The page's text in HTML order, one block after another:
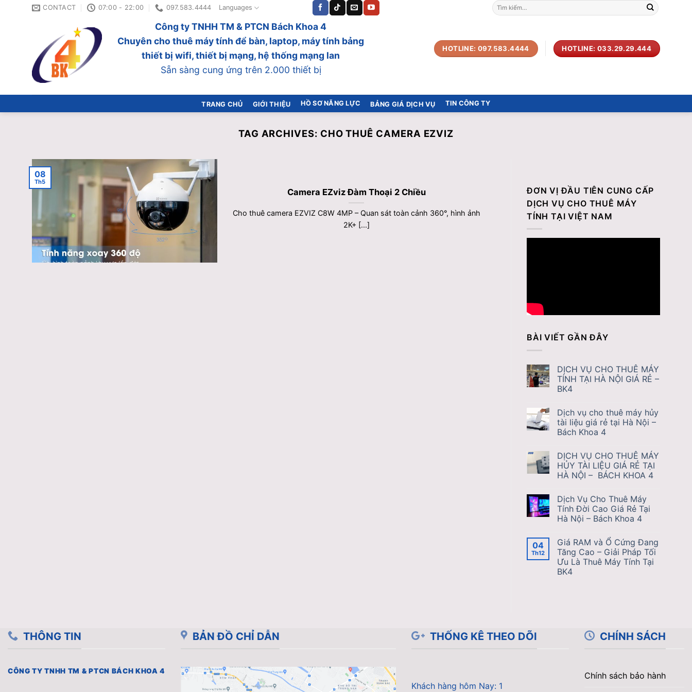
CONTACT 07:00 - 22:00 097.583.4444 Languages
Tìm
kiếm:
Công ty TNHH TM & PTCN Bách Khoa 4
Chuyên cho thuê máy tính để bàn, laptop, máy tính bảng
thiết bị wifi, thiết bị mạng, hệ thống mạng lan
Sẵn sàng cung ứng trên 2.000 thiết bị
HOTLINE: 097.583.4444 HOTLINE: 033.29.29.444
TRANG CHỦ GIỚI THIỆU HỒ SƠ NĂNG LỰC BẢNG GIÁ DỊCH VỤ TIN CÔNG TY
TAG ARCHIVES: CHO THUÊ CAMERA EZVIZ
Camera EZviz Đàm Thoại 2 Chiều
Cho thuê camera EZVIZ C8W 4MP – Quan sát toàn cảnh 360°, hình ảnh
2K+ [...]
08
Th5
ĐƠN VỊ ĐẦU TIÊN CUNG CẤP
DỊCH VỤ CHO THUÊ MÁY
TÍNH TẠI VIỆT NAM
BÀI VIẾT GẦN ĐÂY
DỊCH VỤ CHO THUÊ MÁY
TÍNH TẠI HÀ NỘI GIÁ RẺ –
BK4
Dịch vụ cho thuê máy hủy
tài liệu giá rẻ tại Hà Nội –
Bách Khoa 4
DỊCH VỤ CHO THUÊ MÁY
HỦY TÀI LIỆU GIÁ RẺ TẠI
HÀ NỘI – BÁCH KHOA 4
Dịch Vụ Cho Thuê Máy
Tính Đời Cao Giá Rẻ Tại
Hà Nội – Bách Khoa 4
04
Th12
Giá RAM và Ổ Cứng Đang
Tăng Cao – Giải Pháp Tối
Ưu Là Thuê Máy Tính Tại
BK4
THÔNG TIN
CÔNG TY TNHH TM & PTCN BÁCH KHOA 4
BẢN ĐỒ CHỈ DẪN THỐNG KÊ THEO DÕI
Khách hàng hôm Nay: 1
CHÍNH SÁCH
Chính sách bảo hành